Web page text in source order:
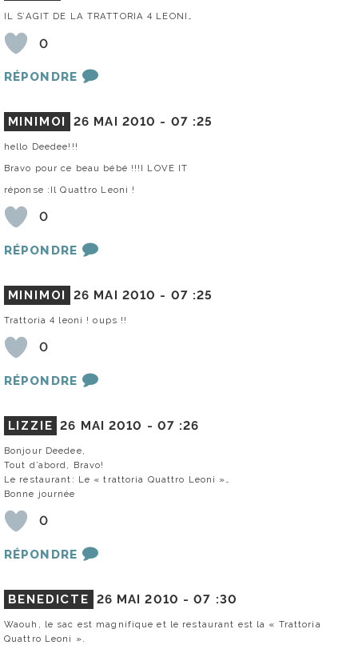
IL S’AGIT DE LA TRATTORIA 4 LEONI…
0
RÉPONDRE
MINIMOI 26 MAI 2010 - 07 :25
hello Deedee!!!
Bravo pour ce beau bébé !!!I LOVE IT
réponse :Il Quattro Leoni !
0
RÉPONDRE
MINIMOI 26 MAI 2010 - 07 :25
Trattoria 4 leoni ! oups !!
0
RÉPONDRE
LIZZIE 26 MAI 2010 - 07 :26
Bonjour Deedee,
Tout d’abord, Bravo!
Le restaurant: Le « trattoria Quattro Leoni »…
Bonne journée
0
RÉPONDRE
BENEDICTE 26 MAI 2010 -07 :30
Waouh, le sac est magnifique et le restaurant est la « Trattoria
Quattro Leoni ».